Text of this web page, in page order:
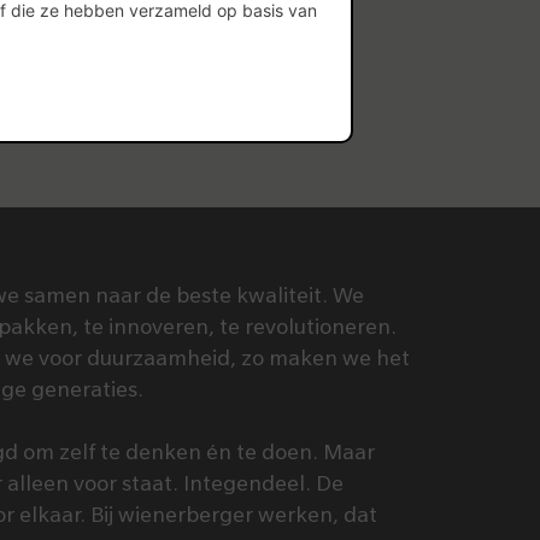
ze hebben verzameld op basis van
samen naar de beste kwaliteit. We
te innoveren, te revolutioneren.
voor duurzaamheid, zo maken we het
generaties.
om zelf te denken én te doen. Maar
voor staat. Integendeel. De
elkaar. Bij wienerberger werken, dat